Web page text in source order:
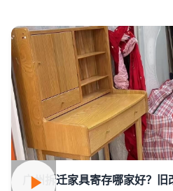
广州拆迁家具寄存哪家好？